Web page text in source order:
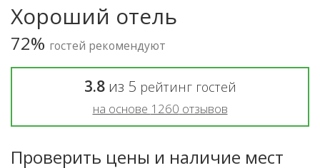
Хороший отель
72% гостей рекомендуют
3.8из 5 рейтинг гостей
на основе 1260 отзывов
Проверить цены и наличие мест